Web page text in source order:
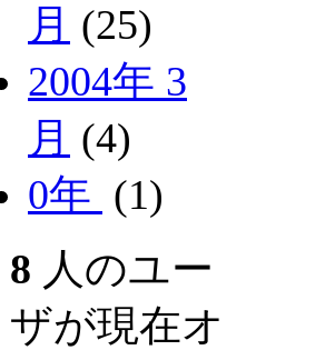
月 (25)
2004年 3
月 (4)
0年 (1)
8 人のユー
ザが現在オ